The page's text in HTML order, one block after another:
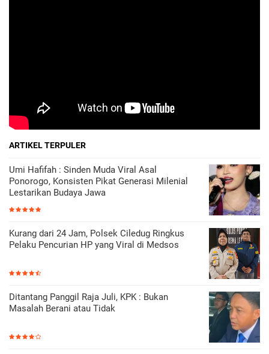
ARTIKEL TERPULER
Umi Hafifah : Sinden Muda Viral Asal
Ponorogo, Konsisten Pikat Generasi Milenial
Lestarikan Budaya Jawa
Kurang dari 24 Jam, Polsek Ciledug Ringkus
Pelaku Pencurian HP yang Viral di Medsos
Ditantang Panggil Raja Juli, KPK : Bukan
Masalah Berani atau Tidak